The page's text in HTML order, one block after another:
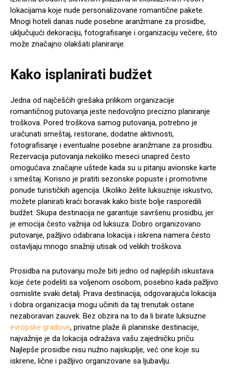
lokacijama koje nude personalizovane romantične pakete.
Mnogi hoteli danas nude posebne aranžmane za prosidbe,
uključujući dekoraciju, fotografisanje i organizaciju večere, što
može značajno olakšati planiranje.
Kako isplanirati budžet
Jedna od najčešćih grešaka prilikom organizacije
romantičnog putovanja jeste nedovoljno precizno planiranje
troškova. Pored troškova samog putovanja, potrebno je
uračunati smeštaj, restorane, dodatne aktivnosti,
fotografisanje i eventualne posebne aranžmane za prosidbu.
Rezervacija putovanja nekoliko meseci unapred često
omogućava značajne uštede kada su u pitanju avionske karte
i smeštaj. Korisno je pratiti sezonske popuste i promotivne
ponude turističkih agencija. Ukoliko želite luksuznije iskustvo,
možete planirati kraći boravak kako biste bolje rasporedili
budžet. Skupa destinacija ne garantuje savršenu prosidbu, jer
je emocija često važnija od luksuza. Dobro organizovano
putovanje, pažljivo odabrana lokacija i iskrena namera često
ostavljaju mnogo snažniji utisak od velikih troškova.
Prosidba na putovanju može biti jedno od najlepših iskustava
koje ćete podeliti sa voljenom osobom, posebno kada pažljivo
osmislite svaki detalj. Prava destinacija, odgovarajuća lokacija
i dobra organizacija mogu učiniti da taj trenutak ostane
nezaboravan zauvek. Bez obzira na to da li birate luksuzne
evropske gradove, privatne plaže ili planinske destinacije,
najvažnije je da lokacija odražava vašu zajedničku priču.
Najlepše prosidbe nisu nužno najskuplje, već one koje su
iskrene, lične i pažljivo organizovane sa ljubavlju.